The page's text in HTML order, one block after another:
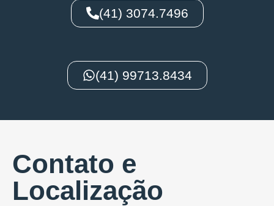
(41) 3074.7496
(41) 99713.8434
Contato e
Localização